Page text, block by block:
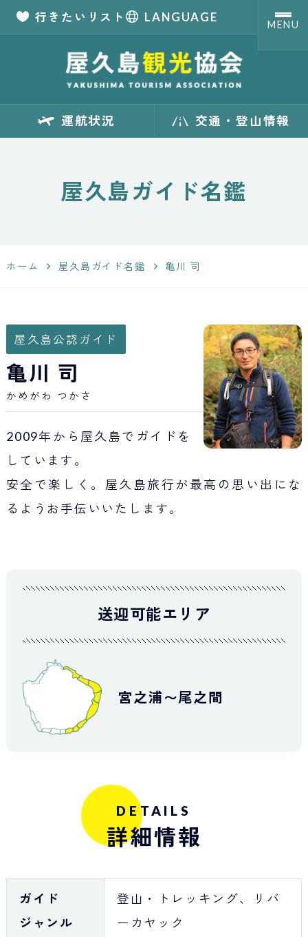
【公式】屋久島観
遺産「屋久島」の
行きたいリスト LANGUAGE
MENU
運航状況 交通・登山情報
屋久島ガイド名鑑
ホーム 屋久島ガイド名鑑 亀川 司
屋久島公認ガイド
亀川 司
かめがわ つかさ
2009年から屋久島でガイドを
しています。
安全で楽しく。屋久島旅行が最高の思い出にな
るようお手伝いいたします。
送迎可能エリア
宮之浦〜尾之間
DETAILS
詳細情報
ガイド
ジャンル
登山・トレッキング、リバ
ーカヤック